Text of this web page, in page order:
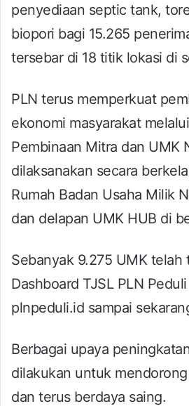
penyediaan septic tank,
biopori bagi 15.265
tersebar di 18 titik lokasi di
PLN terus memperkuat
ekonomi masyarakat
Pembinaan Mitra dan UMK
dilaksanakan secara
Rumah Badan Usaha Milik
dan delapan UMK HUB di
Sebanyak 9.275 UMK telah
Dashboard TJSL PLN
plnpeduli.id sampai
Berbagai upaya
dilakukan untuk
dan terus berdaya saing.